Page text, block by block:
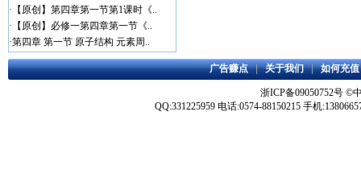
· 【原创】第四章第一节第1课时《..
· 【原创】必修一第四章第一节《..
·第四章 第一节 原子结构 元素周..
广告赚点|关于我们|如何充值
浙ICP备09050752号 ©
QQ:331225959 电话:0574-88150215 手机